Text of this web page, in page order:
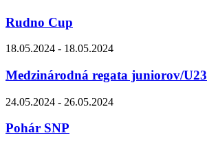
Rudno Cup
18.05.2024 - 18.05.2024
Medzinárodná regata juniorov/U23
24.05.2024 - 26.05.2024
Pohár SNP